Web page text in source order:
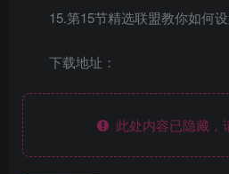
15.第15节精选联盟教你如何
下载地址：
此处内容已隐藏，